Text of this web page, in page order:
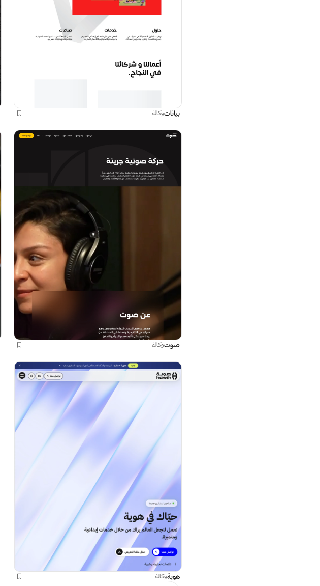
بياناتوكالة
صوتوكالة
هويةوكالة